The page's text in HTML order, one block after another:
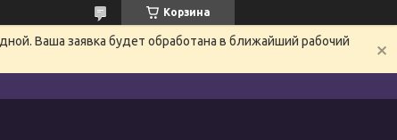
Корзина
Ваша заявка будет обработана в ближайший рабочий